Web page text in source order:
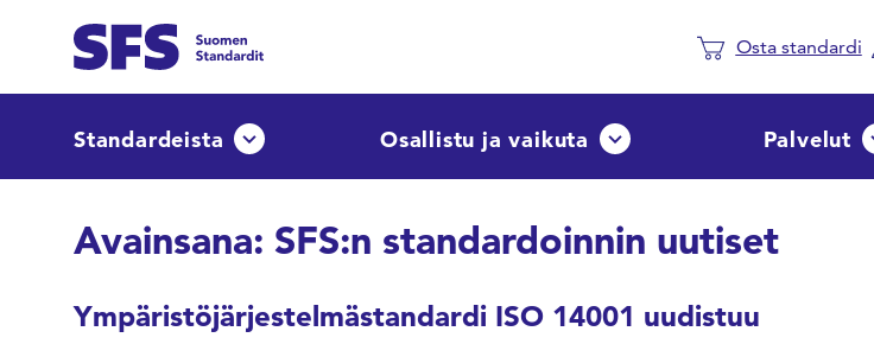
Osta standardi
Standardeista Avaa tai sulje pudotusvalikkoOsallistu ja vaikuta Avaa tai sulje pudotusvalikko
Palvelut
Avainsana: SFS:n standardoinnin uutiset
Ympäristöjärjestelmästandardi ISO 14001 uudistuu